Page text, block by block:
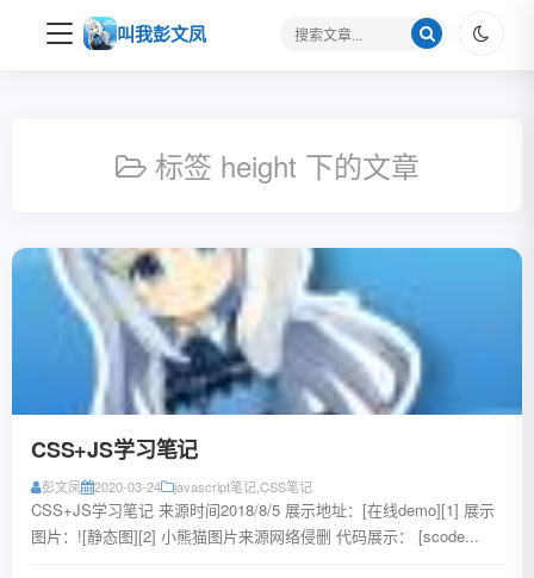
叫我彭文凤
搜
标签 height 下的文章
CSS+JS学习笔记
彭文凤 2020-03-24 javascript笔记CSS笔记
CSS+JS学习笔记 来源时间2018/8/5 展示地址：[在线demo][1] 展示
图片：![静态图][2] 小熊猫图片来源网络侵删 代码展示： [scode...